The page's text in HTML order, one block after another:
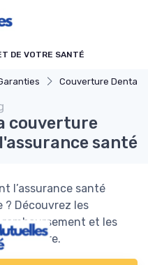
DE VOTRE SANTÉ
Couverture Dentaire et
couverture
santé
l’assurance santé
? Découvrez les
et les